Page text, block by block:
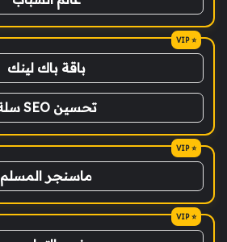
باقة باك لينك
تحسين SEO سلة
ماسنجر المسلم